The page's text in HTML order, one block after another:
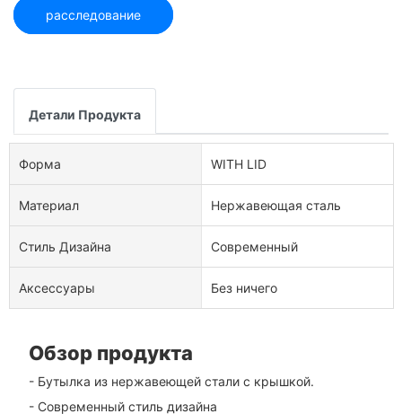
расследование
Детали Продукта
Форма WITH LID
Материал Нержавеющая сталь
Стиль Дизайна Современный
Аксессуары Без ничего
Обзор продукта
- Бутылка из нержавеющей стали с крышкой.
- Современный стиль дизайна